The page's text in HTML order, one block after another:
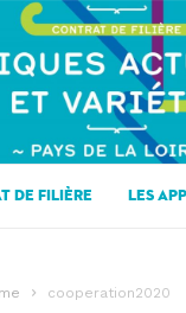
DE FILIÈRE LES
cooperation2020